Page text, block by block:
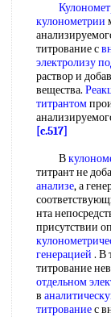
кулонометрии
титрование с
электролизу
раствор и
вещества.
титрантом
[c.517]
В
титрант не
анализе, а
нта
присутствии
генерацией . В
титрование
отдельном
в
титрованиес